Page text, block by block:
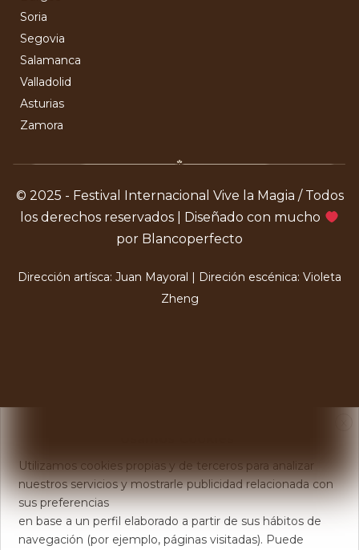
Soria
Segovia
Salamanca
Valladolid
Asturias
Zamora
© 2025 - Festival Internacional Vive la Magia / Todos
los derechos reservados | Diseñado con mucho
por Blancoperfecto
Dirección artísca: Juan Mayoral | Direción escénica: Violeta
Zheng
Utilizamos cookies propias y de terceros para analizar
nuestros servicios y mostrarle publicidad relacionada con
sus preferencias
en base a un perfil elaborado a partir de sus hábitos de
navegación (por ejemplo, páginas visitadas). Puede